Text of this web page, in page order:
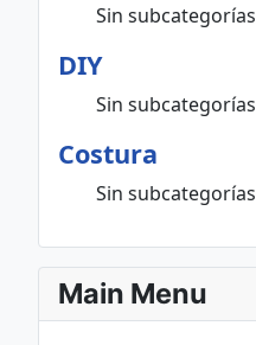
Sin subcategorías
DIY
Sin subcategorías
Costura
Sin subcategorías
Main Menu